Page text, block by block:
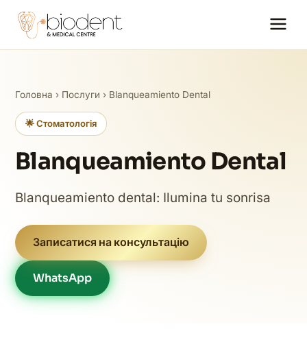
Головна › Послуги › Blanqueamiento Dental
🌟 Стоматологія
Blanqueamiento Dental
Blanqueamiento dental: Ilumina tu sonrisa
Записатися на консультацію
WhatsApp